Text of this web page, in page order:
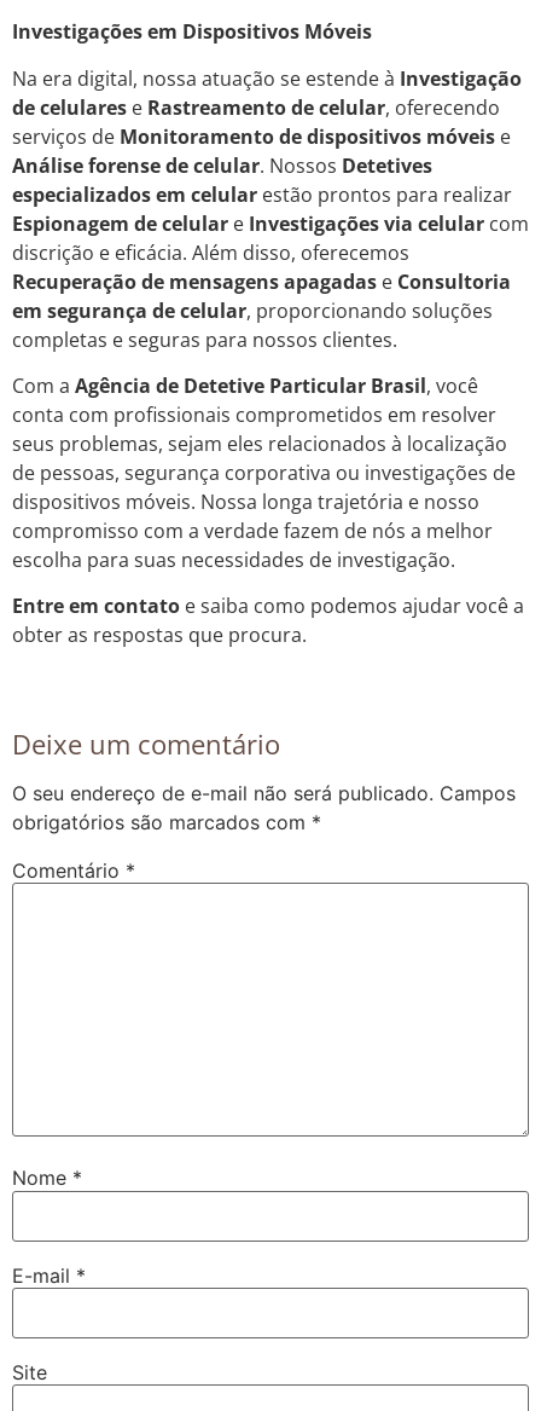
Investigações em Dispositivos Móveis
Na era digital, nossa atuação se estende à Investigação
de celulares e Rastreamento de celular, oferecendo
serviços de Monitoramento de dispositivos móveis e
Análise forense de celular. Nossos Detetives
especializados em celular estão prontos para realizar
Espionagem de celular e Investigações via celular com
discrição e eficácia. Além disso, oferecemos
Recuperação de mensagens apagadas e Consultoria
em segurança de celular, proporcionando soluções
completas e seguras para nossos clientes.
Com a Agência de Detetive Particular Brasil, você
conta com profissionais comprometidos em resolver
seus problemas, sejam eles relacionados à localização
de pessoas, segurança corporativa ou investigações de
dispositivos móveis. Nossa longa trajetória e nosso
compromisso com a verdade fazem de nós a melhor
escolha para suas necessidades de investigação.
Entre em contato e saiba como podemos ajudar você a
obter as respostas que procura.
Deixe um comentário
O seu endereço de e-mail não será publicado. Campos
obrigatórios são marcados com *
Comentário *
Nome *
E-mail *
Site